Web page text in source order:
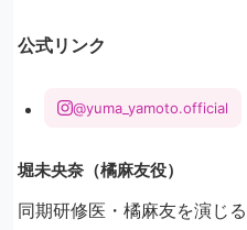
公式リンク
@yuma_yamoto.official
堀未央奈（橘麻友役）
同期研修医・橘麻友を演じ